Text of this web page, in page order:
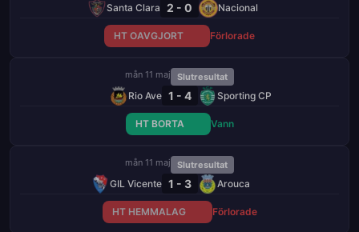
Santa Clara 2 - 0 Nacional
HT OAVGJORT Förlorade
mån 11 maj Slutresultat
Rio Ave 1 - 4 Sporting CP
HT BORTA Vann
mån 11 maj Slutresultat
GIL Vicente 1 - 3 Arouca
HT HEMMALAG Förlorade